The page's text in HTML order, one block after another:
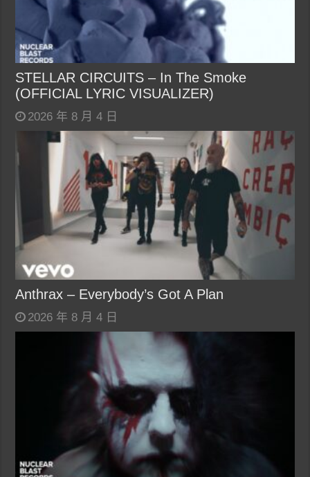
STELLAR CIRCUITS – In The Smoke
(OFFICIAL LYRIC VISUALIZER)
2026 年 8 月 4 日
Anthrax – Everybody’s Got A Plan
2026 年 8 月 4 日